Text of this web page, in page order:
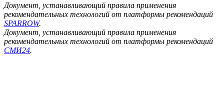
Документ, устанавливающий правила применения
рекомендательных технологий от платформы рекомендаций
SPARROW.
Документ, устанавливающий правила применения
рекомендательных технологий от платформы рекомендаций
СМИ24.